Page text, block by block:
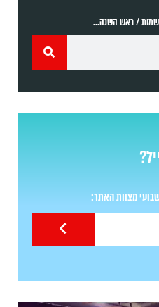
שמות / ראש השנה...
מצוות האתר: